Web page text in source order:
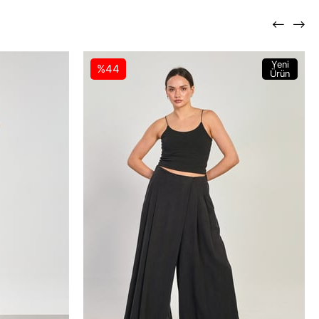
%44
Yeni
Ürün